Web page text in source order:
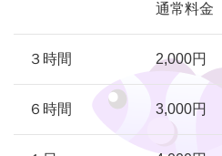
通常料金
３時間 2,000円
６時間 3,000円